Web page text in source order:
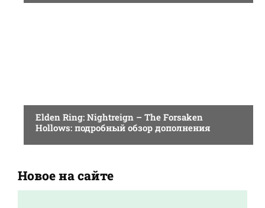
Elden Ring: Nightreign – The Forsaken
Hollows: подробный обзор дополнения
Новое на сайте